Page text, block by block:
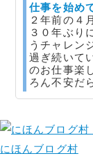
仕事を始め
２年前の４
３０年ぶり
うチャレン
過ぎ続いて
のお仕事楽
ろん不安だ
にほんブログ村